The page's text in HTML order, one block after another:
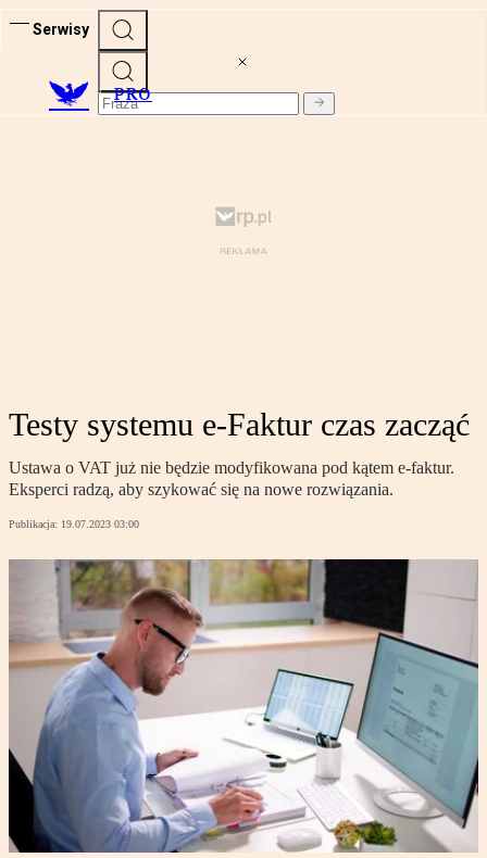
Serwisy
PRO
Testy systemu e-Faktur czas zacząć
Ustawa o VAT już nie będzie modyfikowana pod kątem e-faktur.
Eksperci radzą, aby szykować się na nowe rozwiązania.
Publikacja: 19.07.2023 03:00